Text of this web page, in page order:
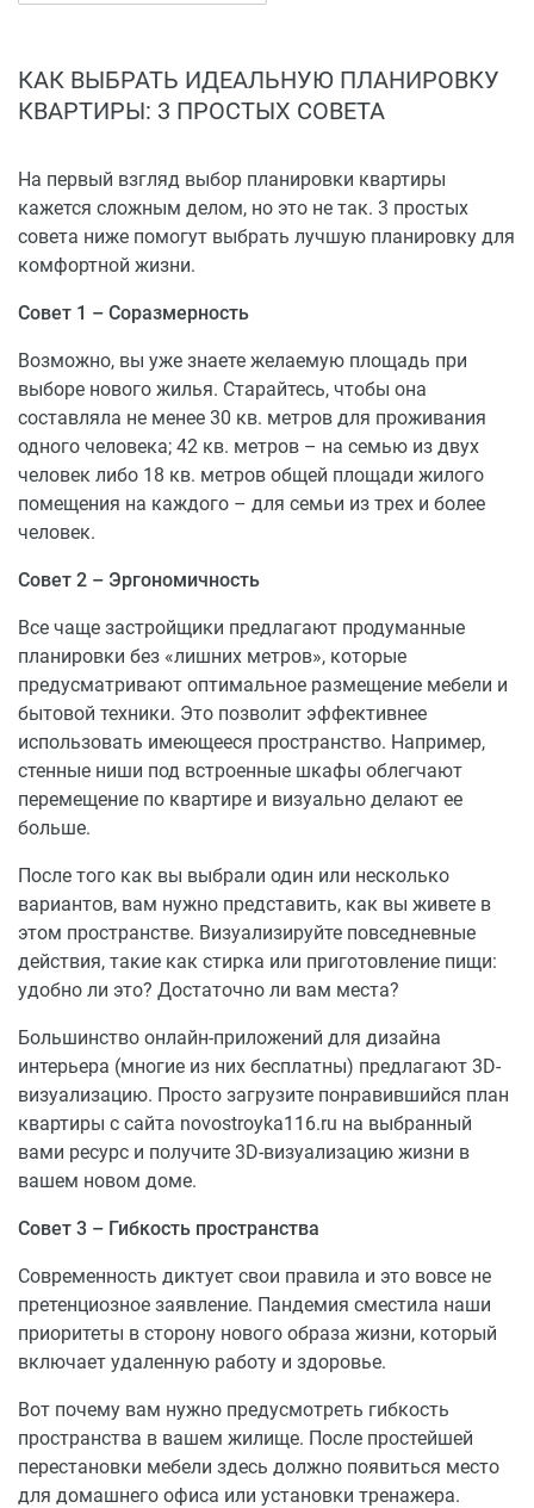
дольщикам жилых помещений в сроки,
предусмотренные договором долевого участия,
КАК ВЫБРАТЬ ИДЕАЛЬНУЮ ПЛАНИРОВКУ
КВАРТИРЫ: 3 ПРОСТЫХ СОВЕТА
На первый взгляд выбор планировки квартиры
кажется сложным делом, но это не так. 3 простых
совета ниже помогут выбрать лучшую планировку для
комфортной жизни.
Совет 1 – Соразмерность
Возможно, вы уже знаете желаемую площадь при
выборе нового жилья. Старайтесь, чтобы она
составляла не менее 30 кв. метров для проживания
одного человека; 42 кв. метров – на семью из двух
человек либо 18 кв. метров общей площади жилого
помещения на каждого – для семьи из трех и более
человек.
Совет 2 – Эргономичность
Все чаще застройщики предлагают продуманные
планировки без «лишних метров», которые
предусматривают оптимальное размещение мебели и
бытовой техники. Это позволит эффективнее
использовать имеющееся пространство. Например,
стенные ниши под встроенные шкафы облегчают
перемещение по квартире и визуально делают ее
больше.
После того как вы выбрали один или несколько
вариантов, вам нужно представить, как вы живете в
этом пространстве. Визуализируйте повседневные
действия, такие как стирка или приготовление пищи:
удобно ли это? Достаточно ли вам места?
Большинство онлайн-приложений для дизайна
интерьера (многие из них бесплатны) предлагают 3D-
визуализацию. Просто загрузите понравившийся план
квартиры с сайта novostroyka116.ru на выбранный
вами ресурс и получите 3D-визуализацию жизни в
вашем новом доме.
Совет 3 – Гибкость пространства
Современность диктует свои правила и это вовсе не
претенциозное заявление. Пандемия сместила наши
приоритеты в сторону нового образа жизни, который
включает удаленную работу и здоровье.
Вот почему вам нужно предусмотреть гибкость
пространства в вашем жилище. После простейшей
перестановки мебели здесь должно появиться место
для домашнего офиса или установки тренажера.